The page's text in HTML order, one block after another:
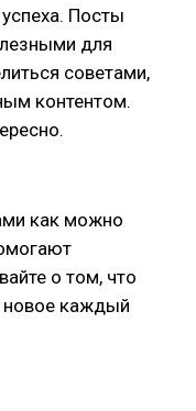
Посты
для
советами,
контентом.
как можно
о том, что
новое каждый